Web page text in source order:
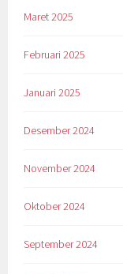
Maret 2025
Februari 2025
Januari 2025
Desember 2024
November 2024
Oktober 2024
September 2024